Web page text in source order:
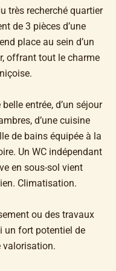
très recherché quartier
de 3 pièces d’une
place au sein d’un
offrant tout le charme
entrée, d’un séjour
d’une cuisine
de bains équipée à la
Un WC indépendant
en sous-sol vient
Climatisation.
ou des travaux
un fort potentiel de
valorisation.